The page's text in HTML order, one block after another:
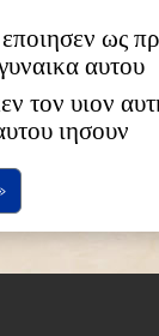
ως
αυτου
τον υιον
ιησουν